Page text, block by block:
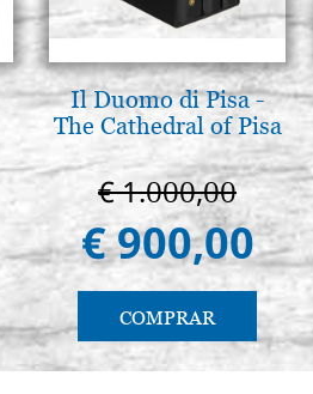
Il Duomo di Pisa -
The Cathedral of Pisa
€ 1.000,00
€ 900,00
COMPRAR